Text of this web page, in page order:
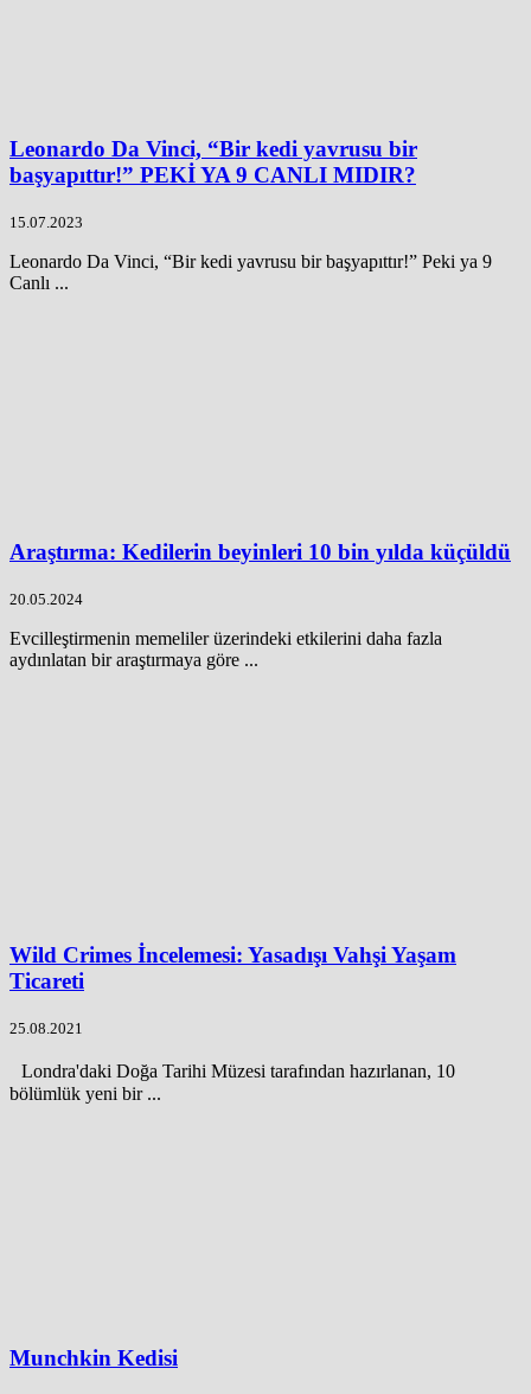
Leonardo Da Vinci, “Bir kedi yavrusu bir
başyapıttır!” PEKİ YA 9 CANLI MIDIR?
15.07.2023
Leonardo Da Vinci, “Bir kedi yavrusu bir başyapıttır!” Peki ya 9
Canlı ...
Araştırma: Kedilerin beyinleri 10 bin yılda küçüldü
20.05.2024
Evcilleştirmenin memeliler üzerindeki etkilerini daha fazla
aydınlatan bir araştırmaya göre ...
Wild Crimes İncelemesi: Yasadışı Vahşi Yaşam
Ticareti
25.08.2021
Londra'daki Doğa Tarihi Müzesi tarafından hazırlanan, 10
bölümlük yeni bir ...
Munchkin Kedisi